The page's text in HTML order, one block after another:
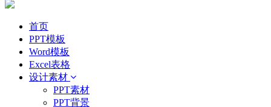
首页
PPT模板
Word模板
Excel表格
设计素材
PPT素材
PPT背景